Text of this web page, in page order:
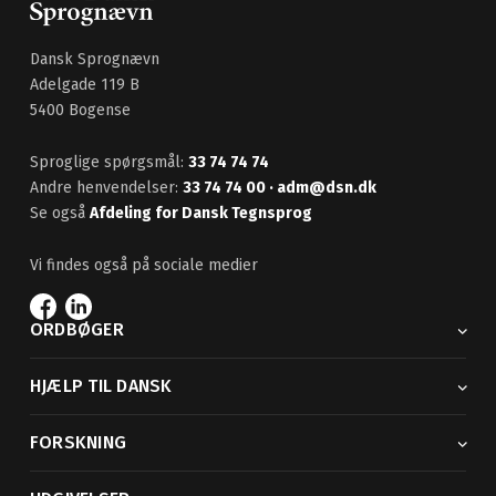
Dansk Sprognævn
Adelgade 119 B
5400 Bogense
Sproglige spørgsmål: 33 74 74 74
Andre henvendelser: 33 74 74 00 · adm@dsn.dk
Se også Afdeling for Dansk Tegnsprog
Vi findes også på sociale medier
ORDBØGER
HJÆLP TIL DANSK
FORSKNING